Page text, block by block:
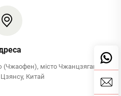
місто Чжанцзяган,
Цзянсу, Китай